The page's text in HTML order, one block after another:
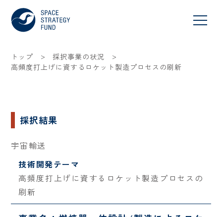
トップ > 採択事業の状況 >
高頻度打上げに資するロケット製造プロセスの刷新
採択結果
宇宙輸送
技術開発テーマ
高頻度打上げに資するロケット製造プロセスの
刷新